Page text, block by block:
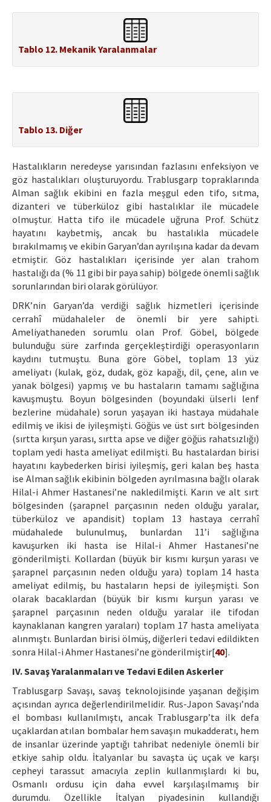
Tablo 12. Mekanik Yaralanmalar
Tablo 13. Diğer
Hastalıkların neredeyse yarısından fazlasını enfeksiyon ve
göz hastalıkları oluşturuyordu. Trablusgarp topraklarında
Alman sağlık ekibini en fazla meşgul eden tifo, sıtma,
dizanteri ve tüberküloz gibi hastalıklar ile mücadele
olmuştur. Hatta tifo ile mücadele uğruna Prof. Schütz
hayatını kaybetmiş, ancak bu hastalıkla mücadele
bırakılmamış ve ekibin Garyan’dan ayrılışına kadar da devam
etmiştir. Göz hastalıkları içerisinde yer alan trahom
hastalığı da (% 11 gibi bir paya sahip) bölgede önemli sağlık
sorunlarından biri olarak görülüyor.
DRK’nin Garyan’da verdiği sağlık hizmetleri içerisinde
cerrahî müdahaleler de önemli bir yere sahipti.
Ameliyathaneden sorumlu olan Prof. Göbel, bölgede
bulunduğu süre zarfında gerçekleştirdiği operasyonların
kaydını tutmuştu. Buna göre Göbel, toplam 13 yüz
ameliyatı (kulak, göz, dudak, göz kapağı, dil, çene, alın ve
yanak bölgesi) yapmış ve bu hastaların tamamı sağlığına
kavuşmuştu. Boyun bölgesinden (boyundaki ülserli lenf
bezlerine müdahale) sorun yaşayan iki hastaya müdahale
edilmiş ve ikisi de iyileşmişti. Göğüs ve üst sırt bölgesinden
(sırtta kırşun yarası, sırtta apse ve diğer göğüs rahatsızlığı)
toplam yedi hasta ameliyat edilmişti. Bu hastalardan birisi
hayatını kaybederken birisi iyileşmiş, geri kalan beş hasta
ise Alman sağlık ekibinin bölgeden ayrılmasına bağlı olarak
Hilal-i Ahmer Hastanesi’ne nakledilmişti. Karın ve alt sırt
bölgesinden (şarapnel parçasının neden olduğu yaralar,
tüberküloz ve apandisit) toplam 13 hastaya cerrahî
müdahalede bulunulmuş, bunlardan 11’i sağlığına
kavuşurken iki hasta ise Hilal-i Ahmer Hastanesi’ne
gönderilmişti. Kollardan (büyük bir kısmı kurşun yarası ve
şarapnel parçasının neden olduğu yara) toplam 14 hasta
ameliyat edilmiş, bu hastaların hepsi de iyileşmişti. Son
olarak bacaklardan (büyük bir kısmı kurşun yarası ve
şarapnel parçasının neden olduğu yaralar ile tifodan
kaynaklanan kangren yaraları) toplam 17 hasta ameliyata
alınmıştı. Bunlardan birisi ölmüş, diğerleri tedavi edildikten
sonra Hilal-i Ahmer Hastanesi’ne gönderilmiştir[40].
IV. Savaş Yaralanmaları ve Tedavi Edilen Askerler
Trablusgarp Savaşı, savaş teknolojisinde yaşanan değişim
açısından ayrıca değerlendirilmelidir. Rus-Japon Savaşı’nda
el bombası kullanılmıştı, ancak Trablusgarp’ta ilk defa
uçaklardan atılan bombalar hem savaşın mukadderatı, hem
de insanlar üzerinde yaptığı tahribat nedeniyle önemli bir
etkiye sahip oldu. İtalyanlar bu savaşta üç uçak ve karşı
cepheyi tarassut amacıyla zeplin kullanmışlardı ki bu,
Osmanlı ordusu için daha evvel karşılaşılmamış bir
durumdu. Özellikle İtalyan piyadesinin kullandığı